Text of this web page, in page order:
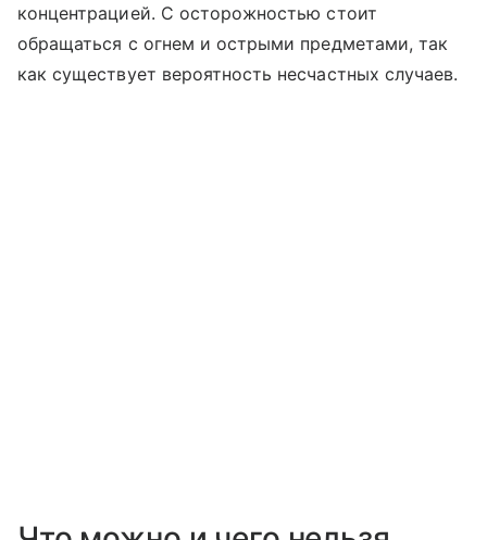
концентрацией. С осторожностью стоит
обращаться с огнем и острыми предметами, так
как существует вероятность несчастных случаев.